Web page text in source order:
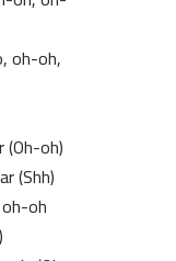
oh-oh,
oh)
(Shh)
oh